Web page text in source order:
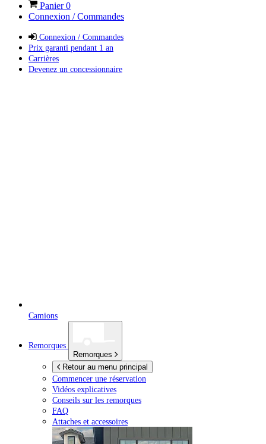
Panier0
Connexion / Commandes
Connexion / Commandes
Prix garanti pendant 1 an
Carrières
Devenez un concessionnaire
Camions
Remorques
Remorques
Retour au menu principal
Commencer une réservation
Vidéos explicatives
Conseils sur les remorques
FAQ
Attaches et accessoires